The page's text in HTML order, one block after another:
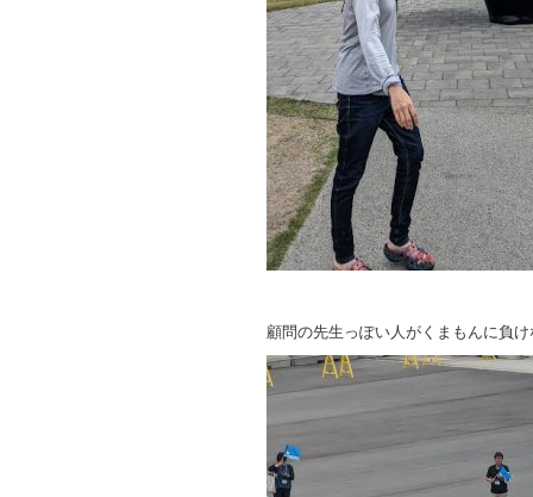
顧問の先生っぽい人がくまもんに負